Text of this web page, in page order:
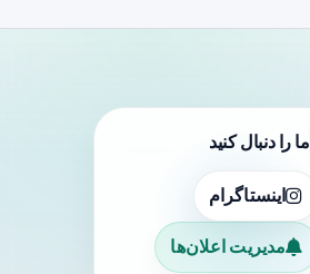
ما را دنبال کنید
اینستاگرام
مدیریت اعلان‌ها